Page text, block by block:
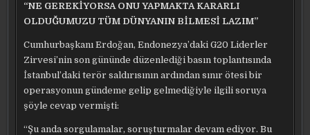
“NE GEREKİYORSA ONU YAPMAKTA KARARLI
OLDUĞUMUZU TÜM DÜNYANIN BİLMESİ LAZIM”
Cumhurbaşkanı Erdoğan, Endonezya’daki G20 Liderler
Zirvesi’nin son gününde düzenlediği basın toplantısında
İstanbul’daki terör saldırısının ardından sınır ötesi bir
operasyonun gündeme gelip gelmediğiyle ilgili soruya
şöyle cevap vermişti:
“Şu anda sorgulamalar, soruşturmalar devam ediyor. Bu